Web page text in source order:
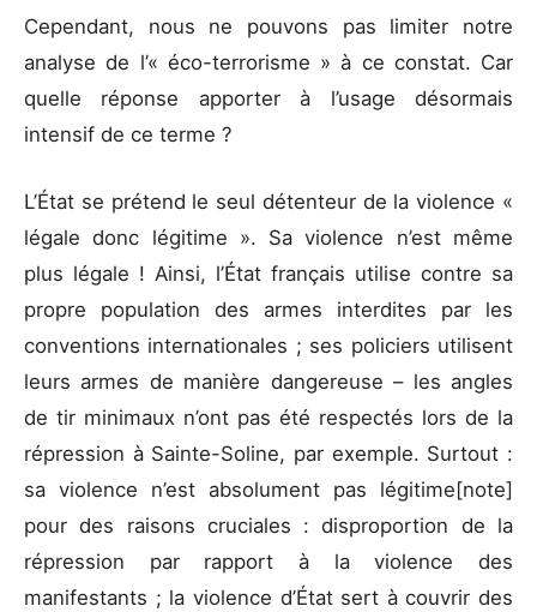
Cependant, nous ne pouvons pas limiter notre
analyse de l’« éco-terrorisme » à ce constat. Car
quelle réponse apporter à l’usage désormais
intensif de ce terme ?
L’État se prétend le seul détenteur de la violence «
légale donc légitime ». Sa violence n’est même
plus légale ! Ainsi, l’État français utilise contre sa
propre population des armes interdites par les
conventions internationales ; ses policiers utilisent
leurs armes de manière dangereuse – les angles
de tir minimaux n’ont pas été respectés lors de la
répression à Sainte-Soline, par exemple. Surtout :
sa violence n’est absolument pas légitime[note]
pour des raisons cruciales : disproportion de la
répression par rapport à la violence des
manifestants ; la violence d’État sert à couvrir des